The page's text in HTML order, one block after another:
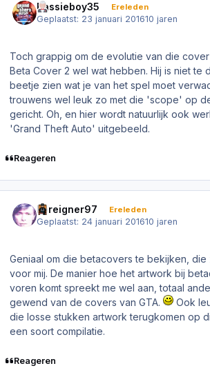
Bassieboy35 Ereleden
Geplaatst: 23 januari 201610 jaren
Toch grappig om de evolutie van die
Beta Cover 2 wel wat hebben. Hij is niet te
beetje zien wat je van het spel moet
trouwens wel leuk zo met die 'scope' op
gericht. Oh, en hier wordt natuurlijk ook
'Grand Theft Auto' uitgebeeld.
Reageren
Foreigner97 Ereleden
Geplaatst: 24 januari 201610 jaren
Geniaal om die betacovers te bekijken, die
voor mij. De manier hoe het artwork bij
voren komt spreekt me wel aan, totaal
gewend van de covers van GTA.
Ook
die losse stukken artwork terugkomen op
een soort compilatie.
Reageren